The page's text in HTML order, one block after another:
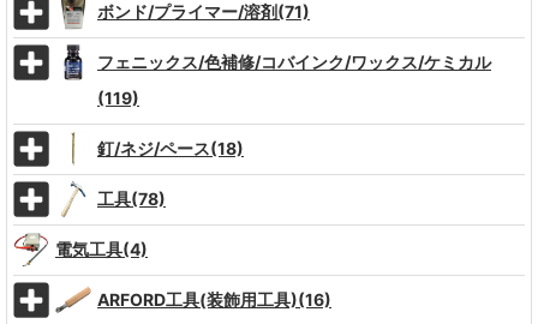
ボンド/プライマー/溶剤(71)
フェニックス/色補修/コバインク/ワックス/ケミカル
(119)
釘/ネジ/ペース(18)
工具(78)
電気工具(4)
ARFORD工具(装飾用工具)(16)